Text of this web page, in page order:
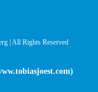
| All Rights Reserved
)